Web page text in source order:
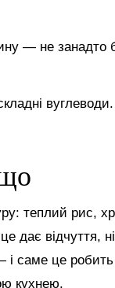
— не занадто
теплий рис,
дає відчуття,
і саме це
кухнею.